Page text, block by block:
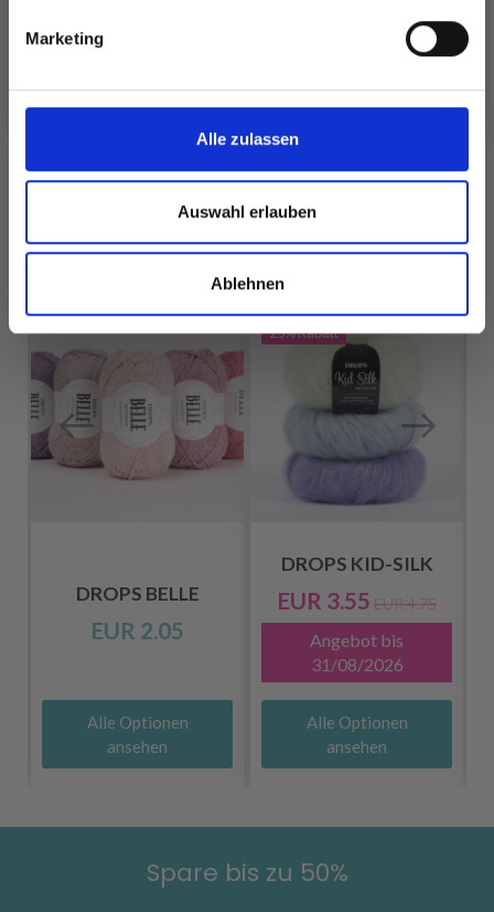
Marketing
Alle zulassen
Auswahl erlauben
Ablehnen
DROPS BELLE
EUR 2.05
Alle Optionen
ansehen
25%Rabatt
DROPS KID-SILK
EUR 3.55 EUR 4.75
Angebot bis
31/08/2026
Alle Optionen
ansehen
Spare bis zu 50%